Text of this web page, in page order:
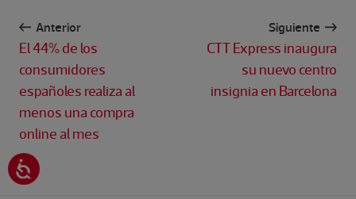
Anterior
El 44% de los
consumidores
españoles realiza al
menos una compra
online al mes
Siguiente
CTT Express inaugura
su nuevo centro
insignia en Barcelona